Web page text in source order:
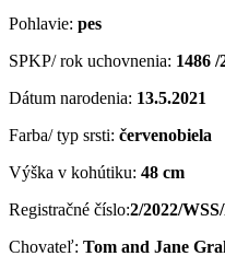
Pohlavie: pes
SPKP/ rok uchovnenia: 1486 /
Dátum narodenia: 13.5.2021
Farba/ typ srsti: červenobiela
Výška v kohútiku: 48 cm
Registračné číslo:2/2022/
Chovateľ: Tom and Jane